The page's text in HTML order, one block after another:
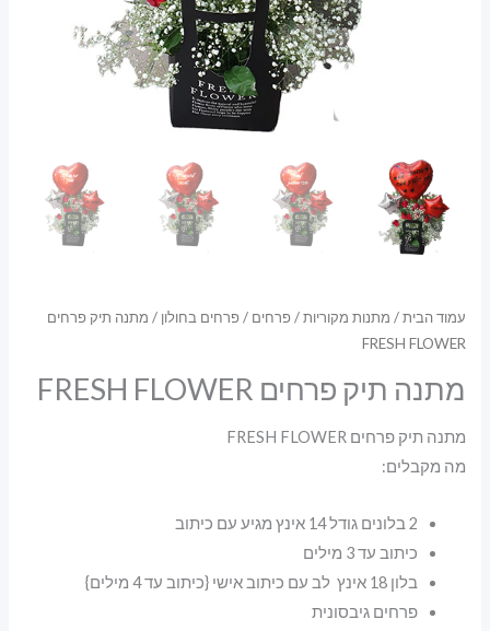
עמוד הבית/ מתנות מקוריות/פרחים /פרחים בחולון / מתנה תיק פרחים
FRESH FLOWER
מתנה תיק פרחים FRESH FLOWER
מתנה תיק פרחים FRESH FLOWER
מה מקבלים:
2 בלונים גודל 14 אינץ מגיע עם כיתוב
כיתוב עד 3 מילים
בלון 18 אינץ לב עם כיתוב אישי {כיתוב עד 4 מילים}
פרחים גיבסונית